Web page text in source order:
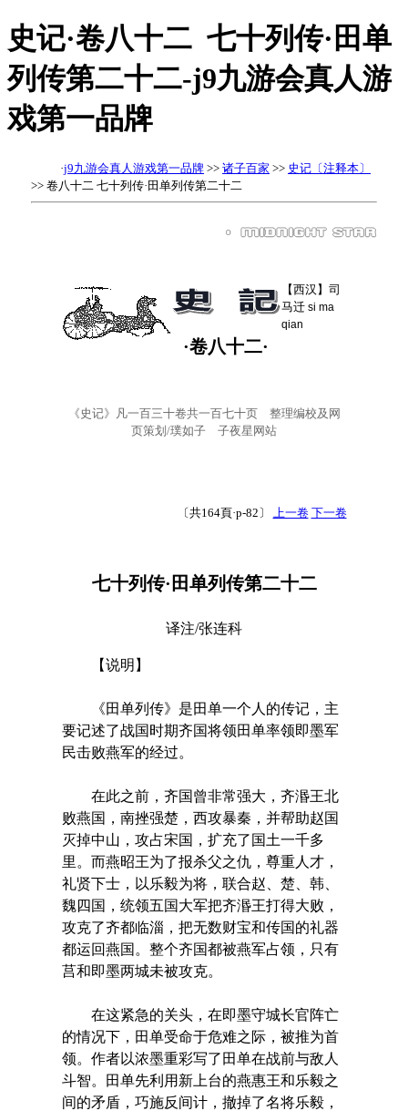
史记·卷八十二 七十列传·田单
列传第二十二-j9九游会真人游
戏第一品牌
·j9九游会真人游戏第一品牌 >> 诸子百家 >> 史记〔注释本〕
>> 卷八十二 七十列传·田单列传第二十二
·卷八十二·
【西汉】司
马迁 si ma
qian
《史记》凡一百三十卷共一百七十页 整理编校及网
页策划/璞如子 子夜星网站
〔共164頁·p-82〕 上一卷 下一卷
七十列传·田单列传第二十二
译注/张连科
【说明】
《田单列传》是田单一个人的传记，主
要记述了战国时期齐国将领田单率领即墨军
民击败燕军的经过。
在此之前，齐国曾非常强大，齐湣王北
败燕国，南挫强楚，西攻暴秦，并帮助赵国
灭掉中山，攻占宋国，扩充了国土一千多
里。而燕昭王为了报杀父之仇，尊重人才，
礼贤下士，以乐毅为将，联合赵、楚、韩、
魏四国，统领五国大军把齐湣王打得大败，
攻克了齐都临淄，把无数财宝和传国的礼器
都运回燕国。整个齐国都被燕军占领，只有
莒和即墨两城未被攻克。
在这紧急的关头，在即墨守城长官阵亡
的情况下，田单受命于危难之际，被推为首
领。作者以浓墨重彩写了田单在战前与敌人
斗智。田单先利用新上台的燕惠王和乐毅之
间的矛盾，巧施反间计，撤掉了名将乐毅，